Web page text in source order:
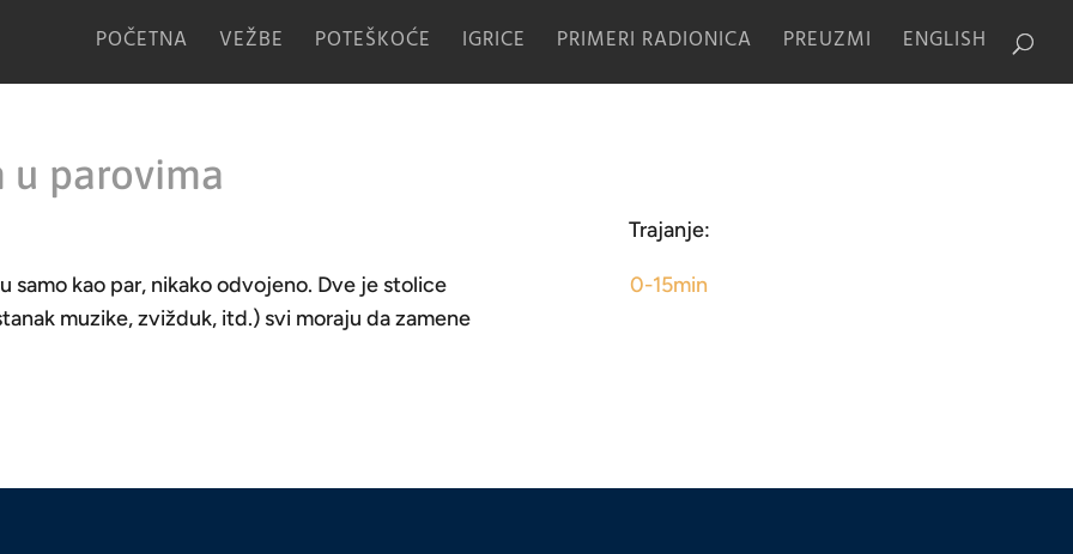
POČETNA VEŽBE POTEŠKOĆE IGRICE PRIMERI RADIONICA PREUZMI ENGLISH
u parovima
kao par, nikako odvojeno. Dve je stolice
muzike, zvižduk, itd.) svi moraju da zamene
Trajanje:
0-15min